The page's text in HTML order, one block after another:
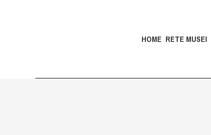
HOME RETE MUSEI